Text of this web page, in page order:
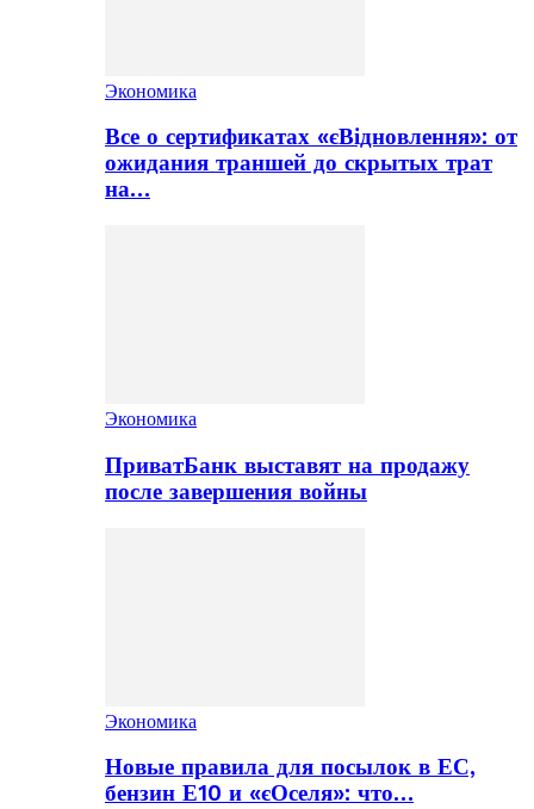
Экономика
Все о сертификатах «єВідновлення»: от
ожидания траншей до скрытых трат
на…
Экономика
ПриватБанк выставят на продажу
после завершения войны
Экономика
Новые правила для посылок в ЕС,
бензин Е10 и «єОселя»: что…